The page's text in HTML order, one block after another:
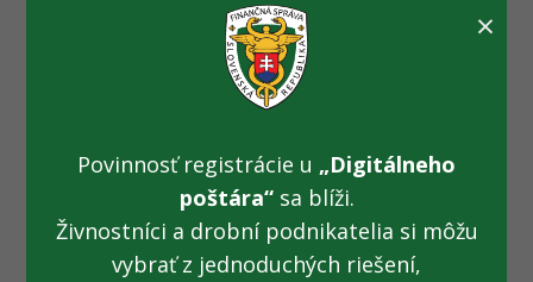
Nelegálne cigarety
v igelitke
(22.07.2021)
×
Povinnosť registrácie u „Digitálneho
poštára“sa blíži.
Živnostníci a drobní podnikatelia si môžu
vybrať z jednoduchých riešení,